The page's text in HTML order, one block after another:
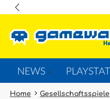
NEWS
Home Gesellschaftsspiele